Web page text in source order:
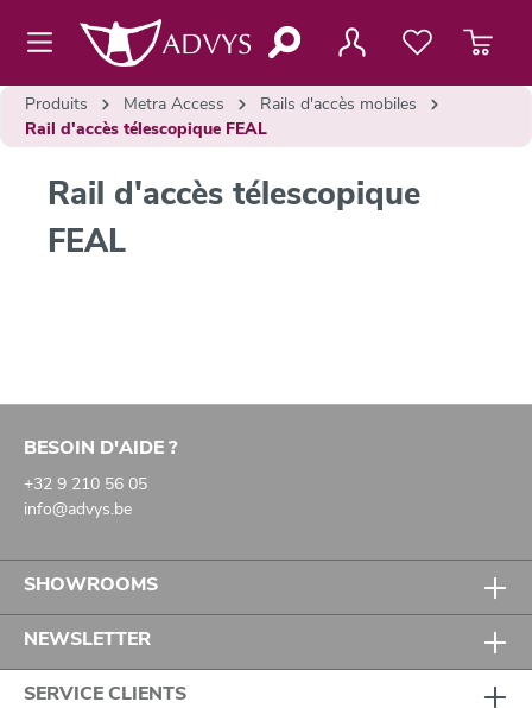
principal
Produits Metra Access
Rails d'accès mobiles
Rail d'accès télescopique FEAL
Rail d'accès télescopique
FEAL
BESOIN D'AIDE ?
+32 9 210 56 05
info@advys.be
SHOWROOMS
NEWSLETTER
SERVICE CLIENTS